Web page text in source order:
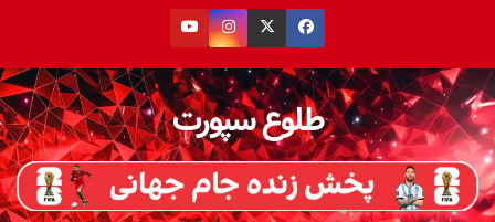
محتوا
طلوع سپورت